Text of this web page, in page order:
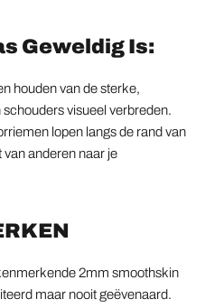
Geweldig Is:
houden van de sterke,
visueel verbreden.
lopen langs de rand van
anderen naar je
2mm smoothskin
maar nooit geëvenaard.